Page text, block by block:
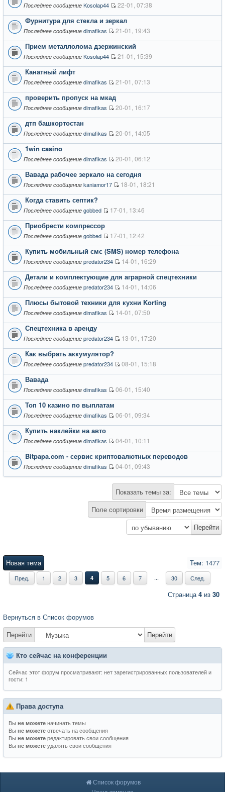
Последнее сообщение Kosolap44 22-01, 07:38
Фурнитура для стекла и зеркал
Последнее сообщение dimafikas 21-01, 19:43
Прием металлолома дзержинский
Последнее сообщение Kosolap44 21-01, 15:39
Канатный лифт
Последнее сообщение dimafikas 21-01, 07:13
проверить пропуск на мкад
Последнее сообщение dimafikas 20-01, 16:17
дтп башкортостан
Последнее сообщение dimafikas 20-01, 14:05
1win casino
Последнее сообщение dimafikas 20-01, 06:12
Вавада рабочее зеркало на сегодня
Последнее сообщение kaniamor17 18-01, 18:21
Когда ставить септик?
Последнее сообщение gobbed 17-01, 13:46
Приобрести компрессор
Последнее сообщение gobbed 17-01, 12:42
Купить мобильный смс (SMS) номер телефона
Последнее сообщение predator234 14-01, 16:29
Детали и комплектующие для аграрной спецтехники
Последнее сообщение predator234 14-01, 14:06
Плюсы бытовой техники для кухни Korting
Последнее сообщение dimafikas 14-01, 07:50
Спецтехника в аренду
Последнее сообщение predator234 13-01, 17:20
Как выбрать аккумулятор?
Последнее сообщение predator234 08-01, 15:18
Вавада
Последнее сообщение dimafikas 06-01, 15:40
Топ 10 казино по выплатам
Последнее сообщение dimafikas 06-01, 09:34
Купить наклейки на авто
Последнее сообщение dimafikas 04-01, 10:11
Bitpapa.com - сервис криптовалютных переводов
Последнее сообщение dimafikas 04-01, 09:43
Показать темы за:
Поле сортировки
Новая тема Тем: 1477
Пред. 1 2 3 4 5 6 7 ... 30 След.
Страница4 из 30
Вернуться в Список форумов
Перейти
Перейти
Кто сейчас на конференции
Сейчас этот форум просматривают: нет зарегистрированных пользователей и
гости: 1
Права доступа
Вы не можете начинать темы
Вы не можете отвечать на сообщения
Вы не можете редактировать свои сообщения
Вы не можете удалять свои сообщения
Список форумов